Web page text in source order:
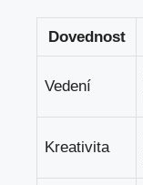
Dovednost
Vedení
Kreativita